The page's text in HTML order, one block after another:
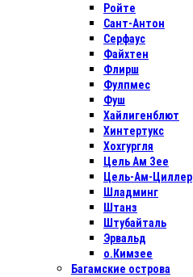
Ройте
Сант-Антон
Серфаус
Файхтен
Флирш
Фулпмес
Фуш
Хайлигенблют
Хинтертукс
Хохгургля
Цель Ам Зее
Цель-Ам-Циллер
Шладминг
Штанз
Штубайталь
Эрвальд
о.Кимзее
Багамские острова